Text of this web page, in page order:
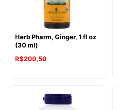
Herb Pharm, Ginger, 1 fl oz
(30 ml)
R$200,50